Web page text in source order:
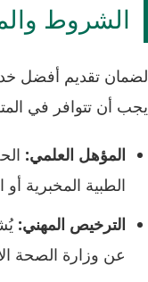
الشروط
لضمان تقديم أفضل
يجب أن تتوافر في
المؤهل العلمي:
الطبية المخبرية أو
الترخيص المهني:
عن وزارة الصحة